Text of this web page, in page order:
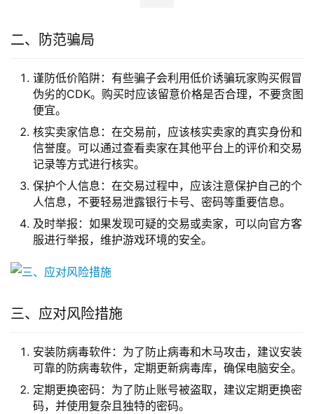
二、防范骗局
谨防低价陷阱：有些骗子会利用低价诱骗玩家购买假冒
伪劣的CDK。购买时应该留意价格是否合理，不要贪图
核实卖家信息：在交易前，应该核实卖家的真实身份和
记录等方式进行核实。
人信息，不要轻易泄露银行卡号、密码等重要信息。
及时举报：如果发现可疑的交易或卖家，可以向官方客
服进行举报，维护游戏环境的安全。